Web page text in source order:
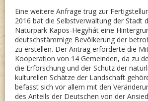
Eine weitere Anfrage trug zur
2016 bat die Selbstverwaltung der Stadt
Naturpark Kapos-Hegyhát eine
deutschstämmige Bevölkerung der
zu erstellen. Der Antrag erforderte die
Kooperation von 14 Gemeinden, da zu
die Erforschung und der Schutz der
kulturellen Schätze der Landschaft
befasst sich vor allem mit den
des Anteils der Deutschen von der